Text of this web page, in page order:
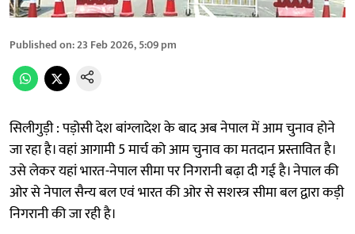
Published on:23 Feb 2026, 5:09 pm
सिलीगुड़ी : पड़ोसी देश बांग्लादेश के बाद अब नेपाल में आम चुनाव होने
जा रहा है। वहां आगामी 5 मार्च को आम चुनाव का मतदान प्रस्तावित है।
उसे लेकर यहां भारत-नेपाल सीमा पर निगरानी बढ़ा दी गई है। नेपाल की
ओर से नेपाल सैन्य बल एवं भारत की ओर से सशस्त्र सीमा बल द्वारा कड़ी
निगरानी की जा रही है।